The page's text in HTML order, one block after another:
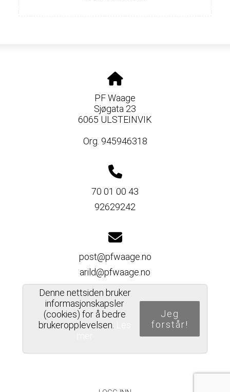
PF Waage
Sjøgata 23
6065 ULSTEINVIK
Org. 945946318
70 01 00 43
92629242
post@pfwaage.no
arild@pfwaage.no
Del nettside
Denne nettsiden bruker
informasjonskapsler
(cookies) for å bedre
brukeropplevelsen.
Jeg
forstår!